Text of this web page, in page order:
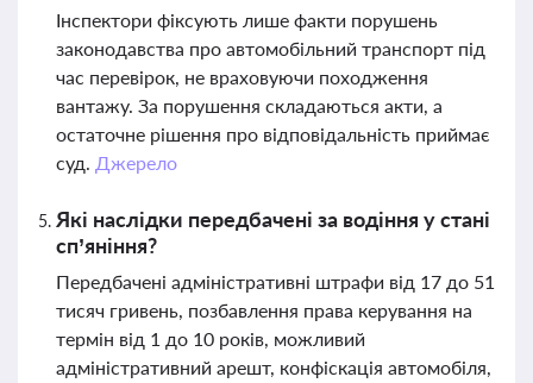
Інспектори фіксують лише факти порушень
законодавства про автомобільний транспорт під
час перевірок, не враховуючи походження
вантажу. За порушення складаються акти, а
остаточне рішення про відповідальність приймає
суд. Джерело
Які наслідки передбачені за водіння у стані
сп’яніння?
Передбачені адміністративні штрафи від 17 до 51
тисяч гривень, позбавлення права керування на
термін від 1 до 10 років, можливий
адміністративний арешт, конфіскація автомобіля,